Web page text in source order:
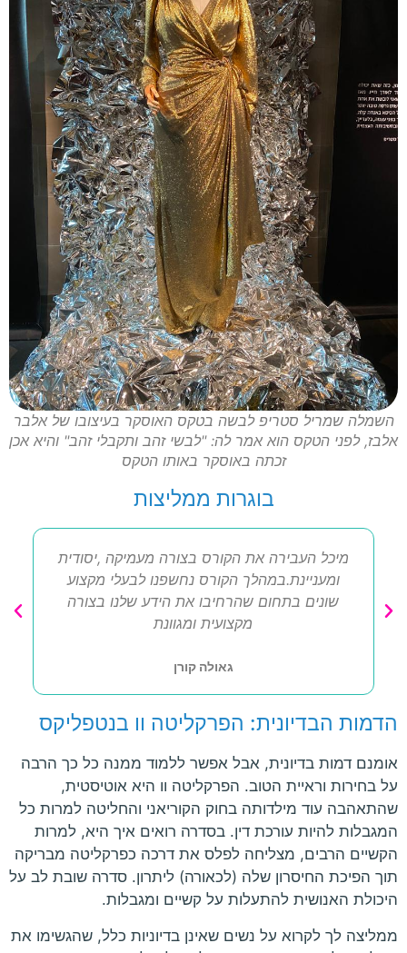
השמלה שמריל סטריפ לבשה בטקס האוסקר בעיצובו של אלבר
אלבז, לפני הטקס הוא אמר לה: "לבשי זהב ותקבלי זהב" והיא אכן
זכתה באוסקר באותו הטקס
בוגרות ממליצות
מיכל העבירה את הקורס בצורה מעמיקה ,יסודית
ומעניינת.במהלך הקורס נחשפנו לבעלי מקצוע
שונים בתחום שהרחיבו את הידע שלנו בצורה
מקצועית ומגוונת
גאולה קורן
הדמות הבדיונית: הפרקליטה וו בנטפליקס
אומנם דמות בדיונית, אבל אפשר ללמוד ממנה כל כך הרבה
על בחירות וראיית הטוב. הפרקליטה וו היא אוטיסטית,
שהתאהבה עוד מילדותה בחוק הקוריאני והחליטה למרות כל
המגבלות להיות עורכת דין. בסדרה רואים איך היא, למרות
הקשיים הרבים, מצליחה לפלס את דרכה כפרקליטה מבריקה
תוך הפיכת החיסרון שלה (לכאורה) ליתרון. סדרה שובת לב על
היכולת האנושית להתעלות על קשיים ומגבלות.
ממליצה לך לקרוא על נשים שאינן בדיוניות כלל, שהגשימו את